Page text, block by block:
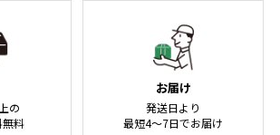
の
無料
お届け
発送日より
最短4～7日でお届け